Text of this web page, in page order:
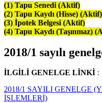
(1) Tapu Senedi (Aktif)
(2) Tapu Kaydı (Hisse) (Aktif)
(3) İpotek Belgesi (Aktif)
(4) Tapu Kaydı (Taşınmaz)
2018/1 sayılı
İLGİLİ GENELGE LİNKİ :
2018/1 SAYILI GENELGE
İŞLEMLERİ)